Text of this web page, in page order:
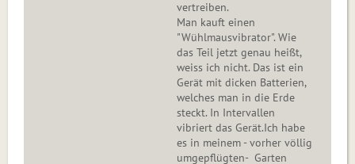
vertreiben.
Man kauft einen
"Wühlmausvibrator". Wie
das Teil jetzt genau heißt,
weiss ich nicht. Das ist ein
Gerät mit dicken Batterien,
welches man in die Erde
steckt. In Intervallen
vibriert das Gerät.Ich habe
es in meinem - vorher völlig
umgepflügten- Garten